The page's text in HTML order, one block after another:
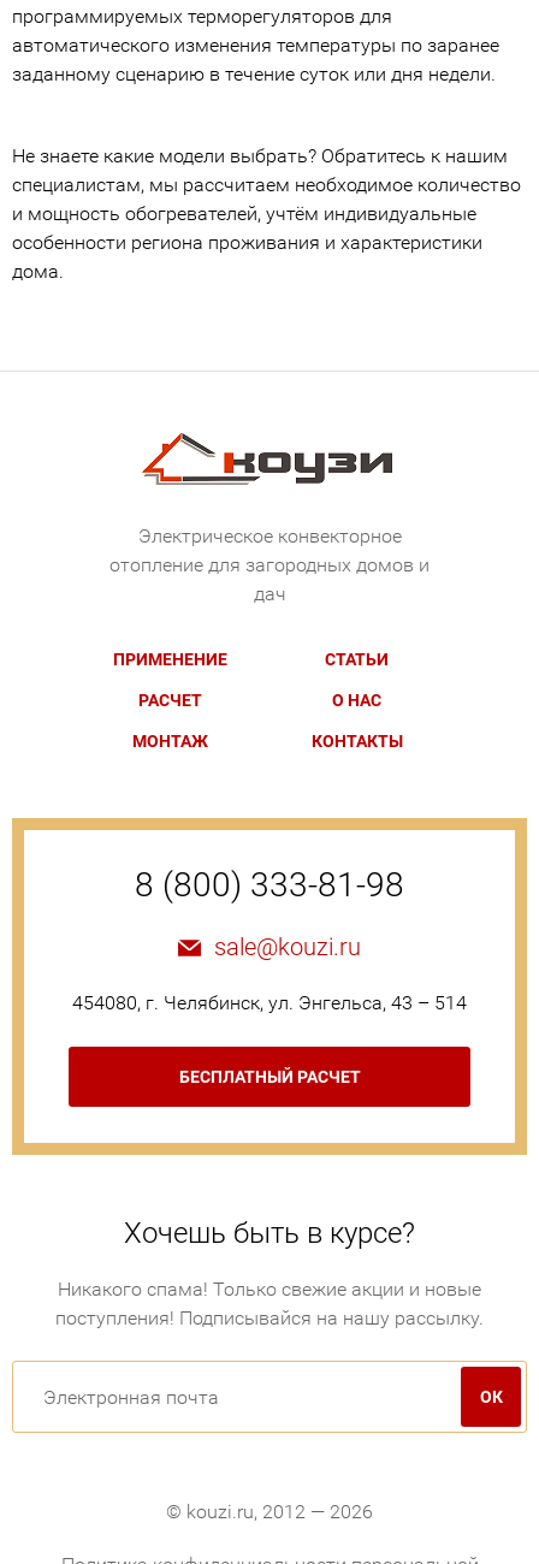
программируемых терморегуляторов для
автоматического изменения температуры по заранее
заданному сценарию в течение суток или дня недели.
Не знаете какие модели выбрать? Обратитесь к нашим
специалистам, мы рассчитаем необходимое количество
и мощность обогревателей, учтём индивидуальные
особенности региона проживания и характеристики
дома.
Электрическое конвекторное
отопление для загородных домов и
дач
ПРИМЕНЕНИЕ
РАСЧЕТ
МОНТАЖ
СТАТЬИ
О НАС
КОНТАКТЫ
8 (800) 333-81-98
sale@kouzi.ru
454080, г. Челябинск, ул. Энгельса, 43 – 514
БЕСПЛАТНЫЙ РАСЧЕТ
Хочешь быть в курсе?
Никакого спама! Только свежие акции и новые
поступления! Подписывайся на нашу рассылку.
© kouzi.ru, 2012 — 2026